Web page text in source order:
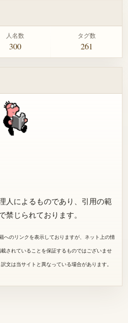
人名数
300
タグ数
261
人によるものであり、引用の範
禁じられております。
へのリンクを表示しておりますが、ネット上の情
されていることを保証するものではございませ
文は当サイトと異なっている場合があります。